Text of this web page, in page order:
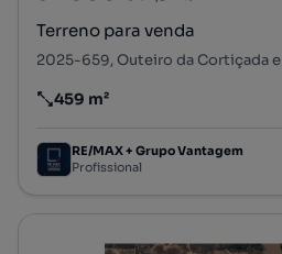
Terreno para venda
Preço por metro quadrado
459 m²
RE/MAX + Grupo Vantagem
Profissional